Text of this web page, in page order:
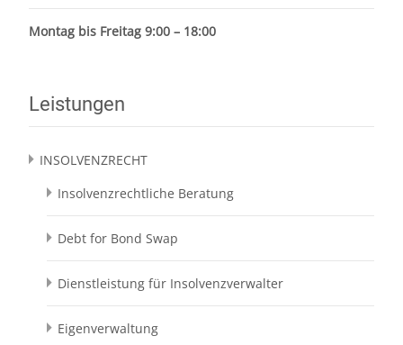
Montag bis Freitag 9:00 – 18:00
Leistungen
INSOLVENZRECHT
Insolvenzrechtliche Beratung
Debt for Bond Swap
Dienstleistung für Insolvenzverwalter
Eigenverwaltung